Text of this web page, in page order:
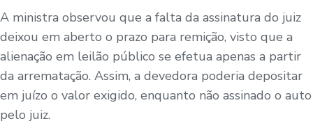
A ministra observou que a falta da assinatura do juiz
deixou em aberto o prazo para remição, visto que a
alienação em leilão público se efetua apenas a partir
da arrematação. Assim, a devedora poderia depositar
em juízo o valor exigido, enquanto não assinado o auto
pelo juiz.